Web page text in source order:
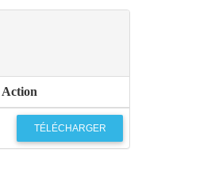
Action
TÉLÉCHARGER